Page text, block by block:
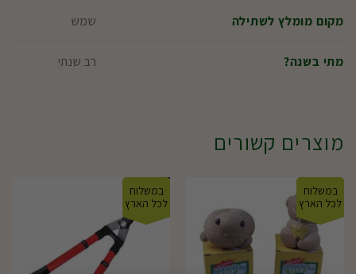
מקום מומלץ לשתילה שמש
מתי בשנה? רב שנתי
מוצרים קשורים
במשלוח
לכל הארץ
במשלוח
לכל הארץ